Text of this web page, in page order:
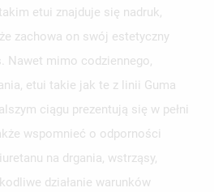
etui znajduje się nadruk,
zachowa on swój estetyczny
Nawet mimo codziennego,
etui takie jak te z linii Guma
ciągu prezentują się w pełni
wspomnieć o odporności
na drgania, wstrząsy,
działanie warunków
UTWÓRZ NOWĄ LISTĘ
UTWÓRZ LISTĘ ŻYCZEŃ
ZALOGUJ SIĘ